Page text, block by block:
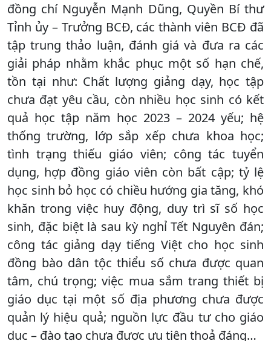
đồng chí Nguyễn Mạnh Dũng, Quyền Bí thư
Tỉnh ủy – Trưởng BCĐ, các thành viên BCĐ đã
tập trung thảo luận, đánh giá và đưa ra các
giải pháp nhằm khắc phục một số hạn chế,
tồn tại như: Chất lượng giảng dạy, học tập
chưa đạt yêu cầu, còn nhiều học sinh có kết
quả học tập năm học 2023 – 2024 yếu; hệ
thống trường, lớp sắp xếp chưa khoa học;
tình trạng thiếu giáo viên; công tác tuyển
dụng, hợp đồng giáo viên còn bất cập; tỷ lệ
học sinh bỏ học có chiều hướng gia tăng, khó
khăn trong việc huy động, duy trì sĩ số học
sinh, đặc biệt là sau kỳ nghỉ Tết Nguyên đán;
công tác giảng dạy tiếng Việt cho học sinh
đồng bào dân tộc thiểu số chưa được quan
tâm, chú trọng; việc mua sắm trang thiết bị
giáo dục tại một số địa phương chưa được
quản lý hiệu quả; nguồn lực đầu tư cho giáo
dục – đào tạo chưa được ưu tiên thoả đáng…